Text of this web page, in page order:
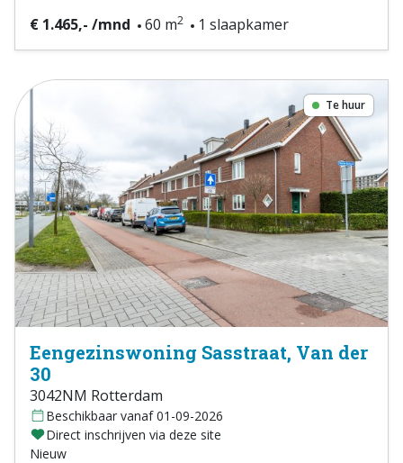
€ 1.465,- /mnd 60 m2 1 slaapkamer
Te huur
Eengezinswoning Sasstraat, Van der
30
3042NM Rotterdam
Beschikbaar vanaf 01-09-2026
Direct inschrijven via deze site
Nieuw